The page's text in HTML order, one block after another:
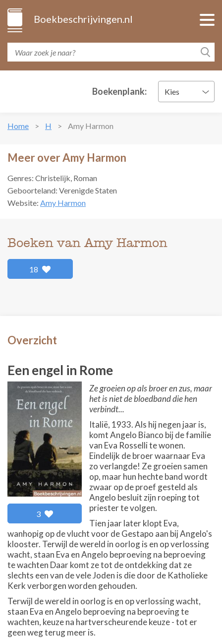
Boekbeschrijvingen.nl
Boekenplank: Kies
Home H Amy Harmon
Meer over Amy Harmon
Genres: Christelijk, Roman
Geboorteland: Verenigde Staten
Website: Amy Harmon
Boeken van Amy Harmon
18
Overzicht
Een engel in Rome
3
Ze groeien op als broer en zus, maar
het is niet de bloedband die hen
verbindt...
Italië, 1933. Als hij negen jaar is,
komt Angelo Bianco bij de familie
van Eva Rosselli te wonen.
Eindelijk de broer waarnaar Eva
zo verlangde! Ze groeien samen
op, maar hun hechte band wordt
zwaar op de proef gesteld als
Angelo besluit zijn roeping tot
priester te volgen.
Tien jaar later klopt Eva,
wanhopig op de vlucht voor de Gestapo aan bij Angelo's
klooster. Terwijl de wereld in oorlog is en op verlossing
wacht, staan Eva en Angelo beproeving na beproeving
te wachten Daar komt ze tot de ontdekking dat ze
slechts een van de vele Joden is die door de Katholieke
Kerk verborgen worden gehouden.
Terwijl de wereld in oorlog is en op verlossing wacht,
staan Eva en Angelo beproeving na beproeving te
wachten, keuze na hartverscheurende keuze - tot er
geen weg terug meer is.